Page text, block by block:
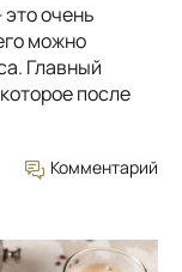
очень
можно
Главный
после
Комментарий